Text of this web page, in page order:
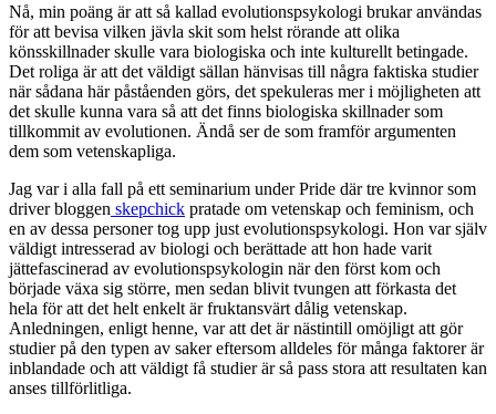
Nå, min poäng är att så kallad evolutionspsykologi brukar användas
för att bevisa vilken jävla skit som helst rörande att olika
könsskillnader skulle vara biologiska och inte kulturellt betingade.
Det roliga är att det väldigt sällan hänvisas till några faktiska studier
när sådana här påståenden görs, det spekuleras mer i möjligheten att
det skulle kunna vara så att det finns biologiska skillnader som
tillkommit av evolutionen. Ändå ser de som framför argumenten
dem som vetenskapliga.
Jag var i alla fall på ett seminarium under Pride där tre kvinnor som
driver bloggen skepchick pratade om vetenskap och feminism, och
en av dessa personer tog upp just evolutionspsykologi. Hon var själv
väldigt intresserad av biologi och berättade att hon hade varit
jättefascinerad av evolutionspsykologin när den först kom och
började växa sig större, men sedan blivit tvungen att förkasta det
hela för att det helt enkelt är fruktansvärt dålig vetenskap.
Anledningen, enligt henne, var att det är nästintill omöjligt att gör
studier på den typen av saker eftersom alldeles för många faktorer är
inblandade och att väldigt få studier är så pass stora att resultaten kan
anses tillförlitliga.